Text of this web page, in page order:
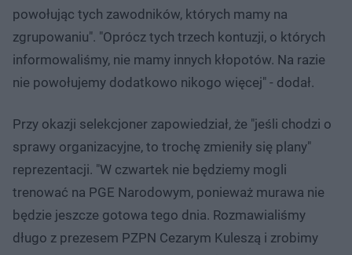
powołując tych zawodników, których mamy na
zgrupowaniu". "Oprócz tych trzech kontuzji, o których
informowaliśmy, nie mamy innych kłopotów. Na razie
nie powołujemy dodatkowo nikogo więcej" - dodał.
Przy okazji selekcjoner zapowiedział, że "jeśli chodzi o
sprawy organizacyjne, to trochę zmieniły się plany"
reprezentacji. "W czwartek nie będziemy mogli
trenować na PGE Narodowym, ponieważ murawa nie
będzie jeszcze gotowa tego dnia. Rozmawialiśmy
długo z prezesem PZPN Cezarym Kuleszą i zrobimy